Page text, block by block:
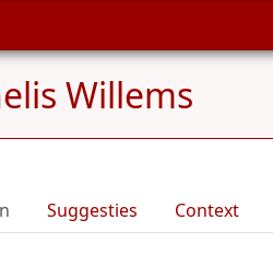
Willems
Suggesties Context